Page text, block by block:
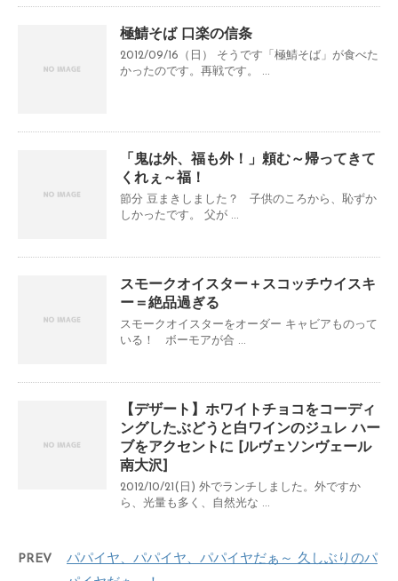
極鯖そば 口楽の信条
2012/09/16（日） そうです「極鯖そば」が食べた
かったのです。再戦です。 ...
「鬼は外、福も外！」頼む～帰ってきて
くれぇ～福！
節分 豆まきしました？ 子供のころから、恥ずか
しかったです。 父が ...
スモークオイスター＋スコッチウイスキ
ー＝絶品過ぎる
スモークオイスターをオーダー キャビアものって
いる！ ボーモアが合 ...
【デザート】ホワイトチョコをコーディ
ングしたぶどうと白ワインのジュレ ハー
ブをアクセントに [ルヴェソンヴェール
南大沢]
2012/10/21(日) 外でランチしました。外ですか
ら、光量も多く、自然光な ...
PREV
パパイヤ、パパイヤ、パパイヤだぁ～ 久しぶりのパ